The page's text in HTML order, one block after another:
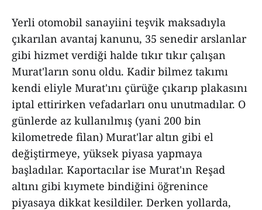
Yerli otomobil sanayiini teşvik maksadıyla
çıkarılan avantaj kanunu, 35 senedir arslanlar
gibi hizmet verdiği halde tıkır tıkır çalışan
Murat'ların sonu oldu. Kadir bilmez takımı
kendi eliyle Murat'ını çürüğe çıkarıp plakasını
iptal ettirirken vefadarları onu unutmadılar. O
günlerde az kullanılmış (yani 200 bin
kilometrede filan) Murat'lar altın gibi el
değiştirmeye, yüksek piyasa yapmaya
başladılar. Kaportacılar ise Murat'ın Reşad
altını gibi kıymete bindiğini öğrenince
piyasaya dikkat kesildiler. Derken yollarda,